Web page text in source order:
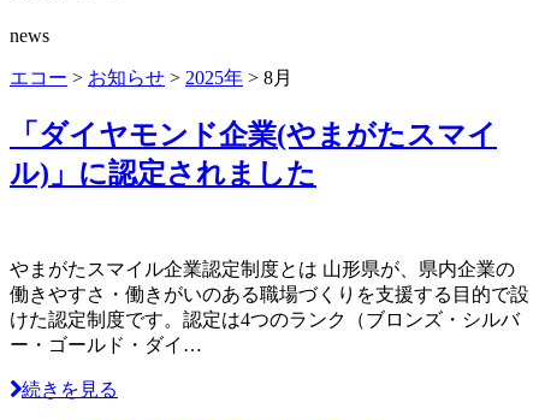
news
エコー > お知らせ > 2025年 > 8月
「ダイヤモンド企業(やまがたスマイ
ル)」に認定されました
やまがたスマイル企業認定制度とは 山形県が、県内企業の
働きやすさ・働きがいのある職場づくりを支援する目的で設
けた認定制度です。認定は4つのランク（ブロンズ・シルバ
ー・ゴールド・ダイ…
続きを見る